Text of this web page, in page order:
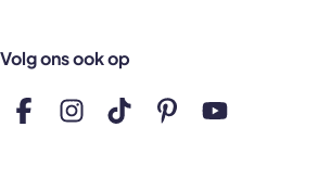
Volg ons ook op
Volg ons op Facebook
Volg ons op Instagram
Volg ons op TikTok
Volg ons opVolg ons op